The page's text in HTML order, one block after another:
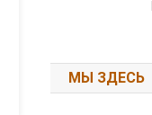
МЫ ЗДЕСЬ